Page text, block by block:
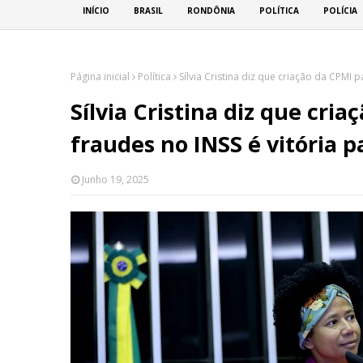
INÍCIO BRASIL RONDÔNIA POLÍTICA POLÍCIA
Página inicial Política Sílvia Cristina diz que criação da CPMI
Sílvia Cristina diz que
fraudes no INSS é vitória
Junho 19, 2025